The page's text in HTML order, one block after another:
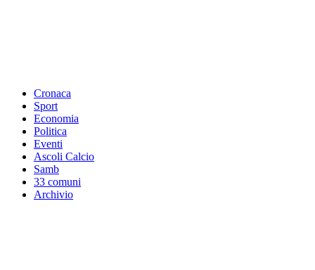
Cronaca
Sport
Economia
Politica
Eventi
Ascoli Calcio
Samb
33 comuni
Archivio